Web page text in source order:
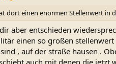
dort einen enormen Stellenwert in
aber entschieden
einen so großen
, auf der straße hausen .